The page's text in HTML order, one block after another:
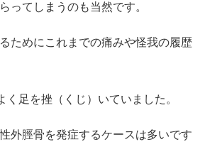
ってしまうのも当然です。
ためにこれまでの痛みや怪我の履歴
足を挫（くじ）いていました。
外脛骨を発症するケースは多いです